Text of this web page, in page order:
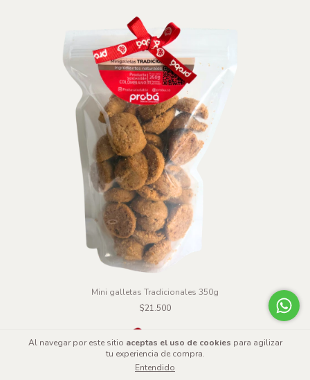
Al navegar por este sitio aceptas el uso de cookies para agilizar
tu experiencia de compra.
Entendido
Mini galletas Tradicionales 350g
$21.500